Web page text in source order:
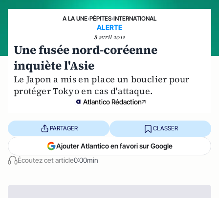
A LA UNE›PÉPITES›INTERNATIONAL
ALERTE
8 avril 2012
Une fusée nord-coréenne
inquiète l'Asie
Le Japon a mis en place un bouclier pour
protéger Tokyo en cas d'attaque.
Atlantico Rédaction
Écoutez cet article0:00min
PARTAGER CLASSER
Ajouter Atlantico en favori sur Google